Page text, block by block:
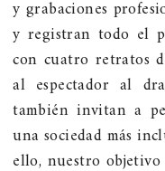
y grabaciones
y registran todo el
con cuatro retratos
al espectador al
también invitan a
una sociedad más
ello, nuestro